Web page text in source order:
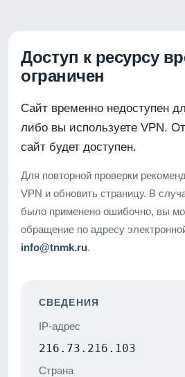
Доступ к ресурсу
ограничен
Сайт временно недоступен
либо вы используете VPN.
сайт будет доступен.
Для повторной проверки
VPN и обновить страницу. В
было применено ошибочно, вы
обращение по адресу
info@tnmk.ru.
СВЕДЕНИЯ
IP-адрес
216.73.216.103
Страна